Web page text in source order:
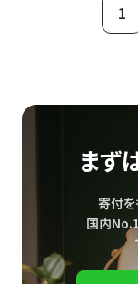
1
まず
寄付を
国内